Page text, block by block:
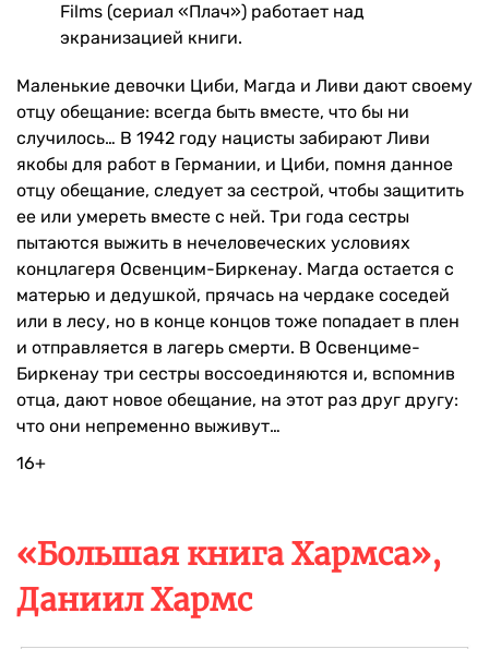
Films (сериал «Плач») работает над
экранизацией книги.
Маленькие девочки Циби, Магда и Ливи дают своему
отцу обещание: всегда быть вместе, что бы ни
случилось… В 1942 году нацисты забирают Ливи
якобы для работ в Германии, и Циби, помня данное
отцу обещание, следует за сестрой, чтобы защитить
ее или умереть вместе с ней. Три года сестры
пытаются выжить в нечеловеческих условиях
концлагеря Освенцим-Биркенау. Магда остается с
матерью и дедушкой, прячась на чердаке соседей
или в лесу, но в конце концов тоже попадает в плен
и отправляется в лагерь смерти. В Освенциме-
Биркенау три сестры воссоединяются и, вспомнив
отца, дают новое обещание, на этот раз друг другу:
что они непременно выживут…
16+
«Большая книга Хармса»,
Даниил Хармс